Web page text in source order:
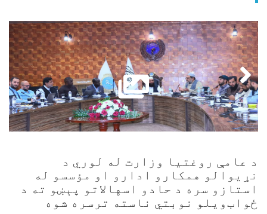
د عامې روغتيا وزارت له لوري د
نړيوالو همکارو ادارو او مؤسسو له
استازو سره د حادو اسهالاتو پېښو ته د
ځواب‌ویلو نوبتي ناسته ترسره شوه